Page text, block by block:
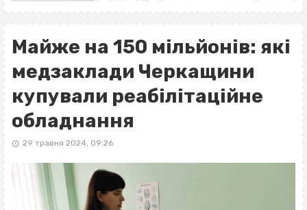
Майже на 150 мільйонів: які
медзаклади Черкащини
купували реабілітаційне
обладнання
29 травня 2024, 09:26